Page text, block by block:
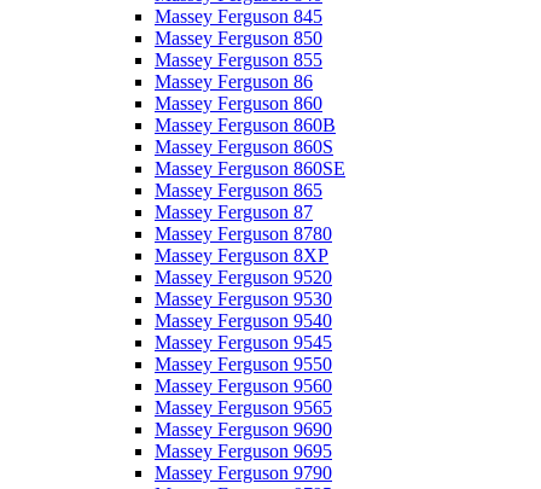
Massey Ferguson 845
Massey Ferguson 850
Massey Ferguson 855
Massey Ferguson 86
Massey Ferguson 860
Massey Ferguson 860B
Massey Ferguson 860S
Massey Ferguson 860SE
Massey Ferguson 865
Massey Ferguson 87
Massey Ferguson 8780
Massey Ferguson 8XP
Massey Ferguson 9520
Massey Ferguson 9530
Massey Ferguson 9540
Massey Ferguson 9545
Massey Ferguson 9550
Massey Ferguson 9560
Massey Ferguson 9565
Massey Ferguson 9690
Massey Ferguson 9695
Massey Ferguson 9790